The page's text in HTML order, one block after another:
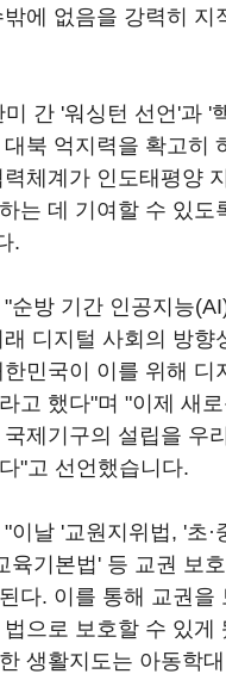
에 없음을 강력히 지
간 '워싱턴 선언'과 '
북 억지력을 확고히
체계가 인도태평양
는 데 기여할 수 있도
.
순방 기간 인공지능
디지털 사회의 방향
민국이 이를 위해 디
고 했다"며 "이제 새
제기구의 설립을 우
"고 선언했습니다.
이날 '교원지위법, '초·
육기본법' 등 교권 보
다. 이를 통해 교권을
으로 보호할 수 있게
생활지도는 아동학